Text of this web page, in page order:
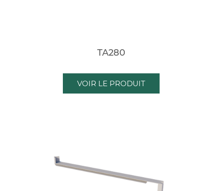
TA280
VOIR LE PRODUIT